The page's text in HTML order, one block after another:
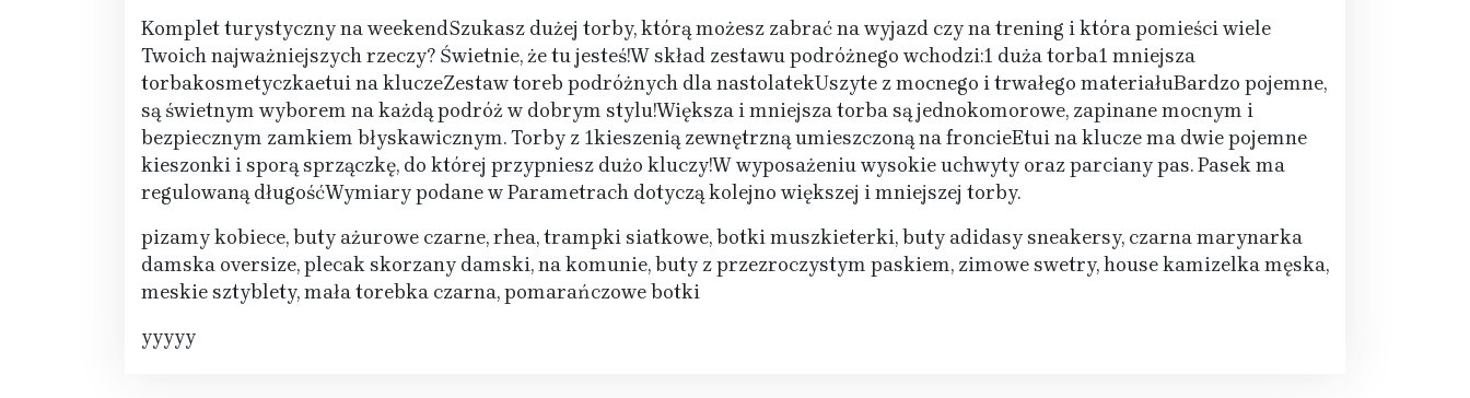
Komplet turystyczny na weekendSzukasz dużej torby, którą możesz zabrać na wyjazd czy na trening i która pomieści wiele
Twoich najważniejszych rzeczy? Świetnie, że tu jesteś!W skład zestawu podróżnego wchodzi:1 duża torba1 mniejsza
torbakosmetyczkaetui na kluczeZestaw toreb podróżnych dla nastolatekUszyte z mocnego i trwałego materiałuBardzo pojemne,
są świetnym wyborem na każdą podróż w dobrym stylu!Większa i mniejsza torba są jednokomorowe, zapinane mocnym i
bezpiecznym zamkiem błyskawicznym. Torby z 1kieszenią zewnętrzną umieszczoną na froncieEtui na klucze ma dwie pojemne
kieszonki i sporą sprzączkę, do której przypniesz dużo kluczy!W wyposażeniu wysokie uchwyty oraz parciany pas. Pasek ma
regulowaną długośćWymiary podane w Parametrach dotyczą kolejno większej i mniejszej torby.
pizamy kobiece, buty ażurowe czarne, rhea, trampki siatkowe, botki muszkieterki, buty adidasy sneakersy, czarna marynarka
damska oversize, plecak skorzany damski, na komunie, buty z przezroczystym paskiem, zimowe swetry, house kamizelka męska,
meskie sztyblety, mała torebka czarna, pomarańczowe botki
yyyyy